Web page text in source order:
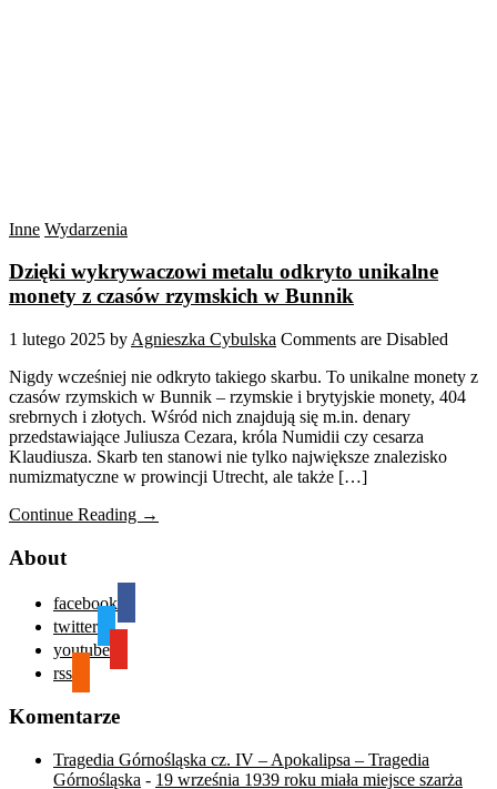
Inne Wydarzenia
Dzięki wykrywaczowi metalu odkryto unikalne
monety z czasów rzymskich w Bunnik
1 lutego 2025 by Agnieszka Cybulska Comments are Disabled
Nigdy wcześniej nie odkryto takiego skarbu. To unikalne monety z
czasów rzymskich w Bunnik – rzymskie i brytyjskie monety, 404
srebrnych i złotych. Wśród nich znajdują się m.in. denary
przedstawiające Juliusza Cezara, króla Numidii czy cesarza
Klaudiusza. Skarb ten stanowi nie tylko największe znalezisko
numizmatyczne w prowincji Utrecht, ale także […]
Continue Reading →
About
facebook
twitter
youtube
rss
Komentarze
Tragedia Górnośląska cz. IV – Apokalipsa – Tragedia
Górnośląska - 19 września 1939 roku miała miejsce szarża